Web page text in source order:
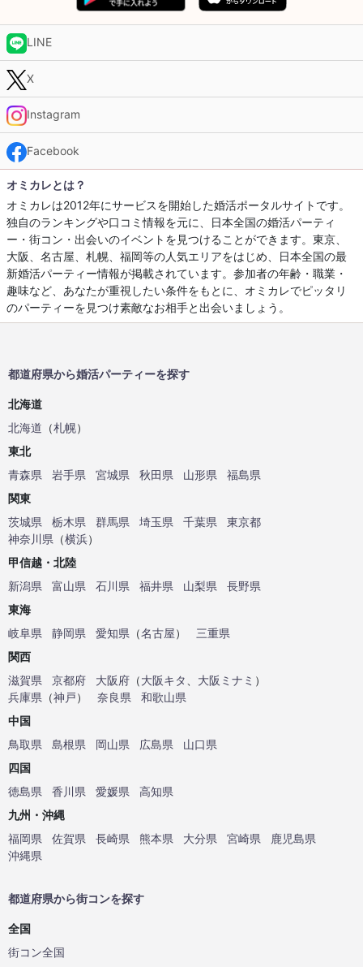
LINE
X
Instagram
Facebook
オミカレとは？
オミカレは2012年にサービスを開始した婚活ポータルサイトです。
独自のランキングや口コミ情報を元に、日本全国の婚活パーティ
ー・街コン・出会いのイベントを見つけることができます。東京、
大阪、名古屋、札幌、福岡等の人気エリアをはじめ、日本全国の最
新婚活パーティー情報が掲載されています。参加者の年齢・職業・
趣味など、あなたが重視したい条件をもとに、オミカレでピッタリ
のパーティーを見つけ素敵なお相手と出会いましょう。
都道府県から婚活パーティーを探す
北海道
北海道 （札幌）
東北
青森県
岩手県 宮城県 秋田県 山形県
福島県
関東
茨城県
栃木県 群馬県 埼玉県 千葉県
東京都
神奈川県 （横浜）
甲信越・北陸
新潟県
富山県 石川県 福井県 山梨県
長野県
東海
岐阜県
静岡県 愛知県 （名古屋）
三重県
関西
滋賀県
京都府 大阪府 （大阪キタ 大阪ミナミ ）
兵庫県 （神戸） 奈良県
和歌山県
中国
鳥取県
島根県 岡山県 広島県
山口県
四国
徳島県
香川県 愛媛県
高知県
九州・沖縄
福岡県
佐賀県 長崎県 熊本県 大分県 宮崎県
鹿児島県
沖縄県
都道府県から街コンを探す
全国
街コン全国